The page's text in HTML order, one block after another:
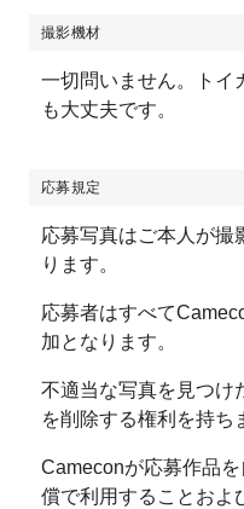
撮影機材
一切問いません。トイ
も大丈夫です。
応募規定
応募写真はご本人が撮
ります。
応募者はすべて
加となります。
不適当な写真を見つけ
を削除する権利を持ち
Cameconが応募作品
償で利用することおよ